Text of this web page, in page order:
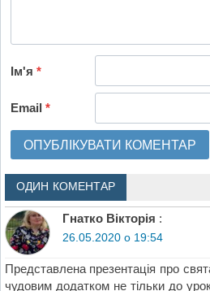
Ім'я*
Email*
ОДИН КОМЕНТАР
Гнатко Вікторія :
26.05.2020 о 19:54
Представлена презентація про
чудовим додатком не тільки до